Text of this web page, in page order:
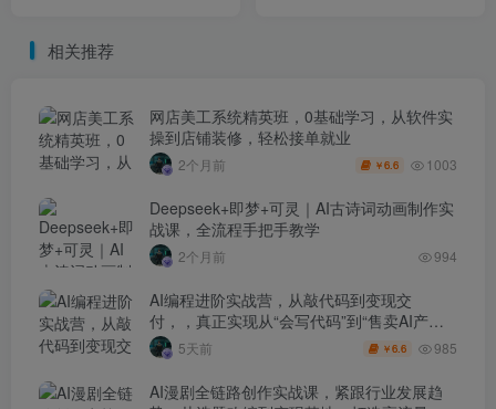
相关推荐
网店美工系统精英班，0基础学习，从软件实
操到店铺装修，轻松接单就业
2个月前 ￥6.6 1003
Deepseek+即梦+可灵｜AI古诗词动画制作实
战课，全流程手把手教学
2个月前 994
AI编程进阶实战营，从敲代码到变现交
付，，真正实现从“会写代码”到“售卖AI产品
盈利”的跨越
5天前 ￥6.6 985
AI漫剧全链路创作实战课，紧跟行业发展趋